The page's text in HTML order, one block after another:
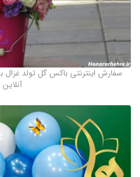
سفارش اینترنتی باکس گل تولد غزال
آنلاین